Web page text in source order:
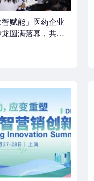
智赋能」医药企业
圆满落幕，共筑